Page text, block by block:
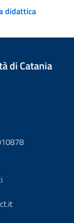
didattica
di Catania